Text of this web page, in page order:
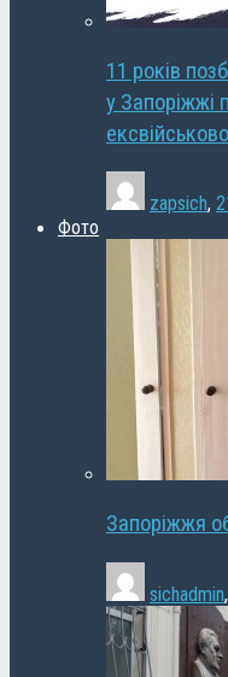
11 років
у Запоріжжі
zapsich,
Фото
Запоріжжя
sichadmin,